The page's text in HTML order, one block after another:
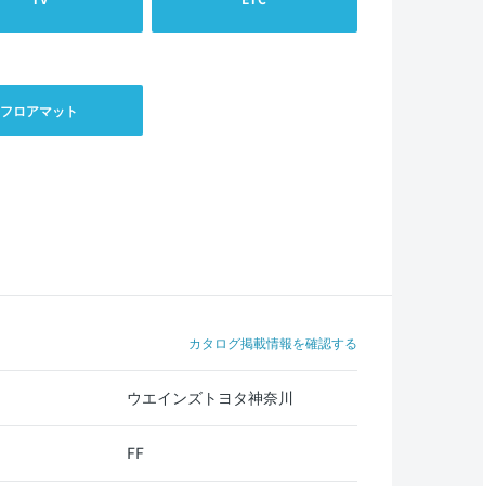
フロアマット
カタログ掲載情報を確認する
ウエインズトヨタ神奈川
FF